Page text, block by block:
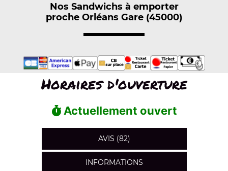
Nos Sandwichs à emporter
proche Orléans Gare (45000)
Horaires d'ouverture
Actuellement ouvert
AVIS (82)
INFORMATIONS